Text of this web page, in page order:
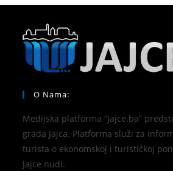
O Nama:
Medijska platforma “Jajce.ba”
grada Jajca. Platforma služi za
turista o ekonomskoj i turističkoj
Jajce nudi.